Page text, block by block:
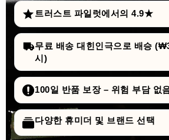
트러스트 파일럿에서의 4.9★
무료 배송 대힌인극으로 배승
시)
100일 반품 보장 – 위험 부담 없
다양한 휴미더 및 브랜드 선택